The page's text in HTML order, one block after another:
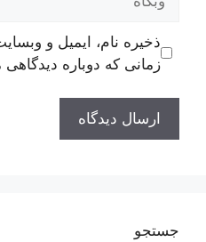
ذخیره نام، ایمیل و
زمانی که دوباره
جستجو